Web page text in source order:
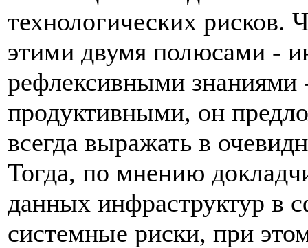
технологических рисков.
этими двумя полюсами -
рефлексивными знаниями
продуктивными, он
всегда выражать в
Тогда, по мнению
данных инфраструктур в
системные риски, при